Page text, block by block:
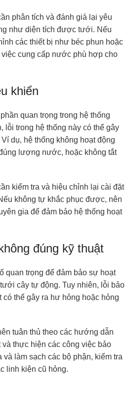
phân tích và đánh giá lại yêu
như diện tích được tưới. Nếu
các thiết bị như béc phun hoặc
cung cấp nước phù hợp cho
khiển
quan trọng trong hệ thống
lỗi trong hệ thống này có thể gây
dụ, hệ thống không hoạt động
lượng nước, hoặc không tắt
kiểm tra và hiệu chỉnh lại cài đặt
không tự khắc phục được, nên
gia để đảm bảo hệ thống hoạt
đúng kỹ thuật
quan trọng để đảm bảo sự hoạt
cây tự động. Tuy nhiên, lỗi bảo
thể gây ra hư hỏng hoặc hỏng
tuân thủ theo các hướng dẫn
thực hiện các công việc bảo
làm sạch các bộ phận, kiểm tra
linh kiện cũ hỏng.